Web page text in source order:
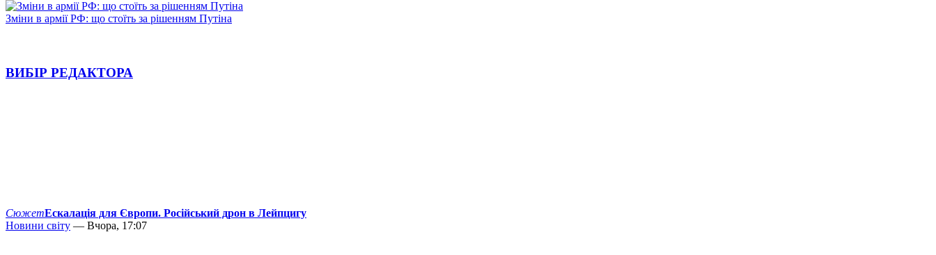
Зміни в армії РФ: що стоїть за рішенням Путіна
ВИБІР РЕДАКТОРА
СюжетЕскалація для Європи. Російський дрон в Лейпцигу
Новини світу — Вчора, 17:07